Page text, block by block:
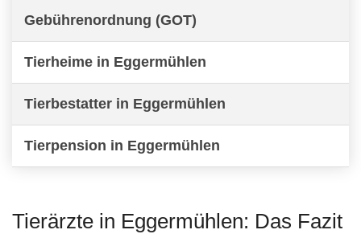
Gebührenordnung (GOT)
Tierheime in Eggermühlen
Tierbestatter in Eggermühlen
Tierpension in Eggermühlen
Tierärzte in Eggermühlen: Das Fazit